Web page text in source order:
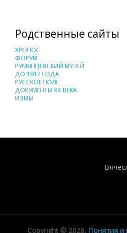
Родственные сайты
ХРОНОС
ФОРУМ
РУМЯНЦЕВСКИЙ МУЗЕЙ
ДО 1917 ГОДА
РУССКОЕ ПОЛЕ
ДОКУМЕНТЫ XX ВЕКА
ИЗМЫ
Copyright © 2026, Понятия и